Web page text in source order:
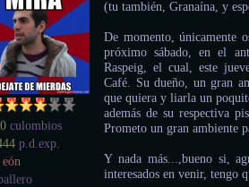
culombios
p.d.exp.
(tu también, Granaína, y
De momento, únicamente
próximo sábado, en el
Raspeig, el cual, este
Café. Su dueño, un gran
que quiera y liarla un
además de su respectiva
Prometo un gran ambiente
Y nada más...,bueno si,
interesados en venir, tengo